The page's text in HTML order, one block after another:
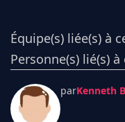
Équipe(s) liée(s) à
Personne(s) lié(s)
parKenneth